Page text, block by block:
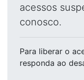
acessos
conosco.
Para liberar o
responda ao